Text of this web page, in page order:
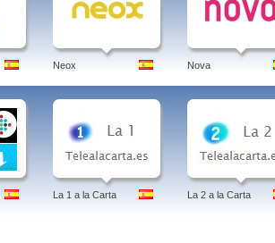
Neox Nova
La 1 a la Carta La 2 a la Carta